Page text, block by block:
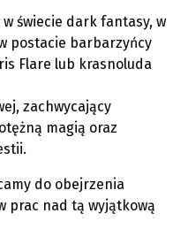
świecie dark fantasy, w
postacie barbarzyńcy
Flare lub krasnoluda
zachwycający
magią oraz
do obejrzenia
prac nad tą wyjątkową